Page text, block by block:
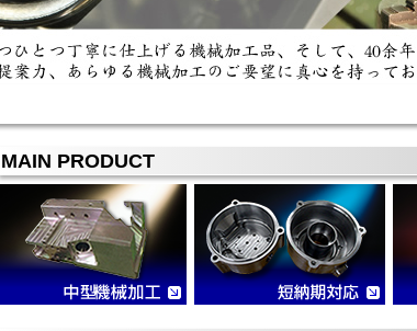
MAIN PRODUCT